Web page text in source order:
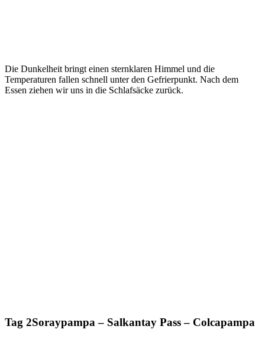
Die Dunkelheit bringt einen sternklaren Himmel und die
Temperaturen fallen schnell unter den Gefrierpunkt. Nach dem
Essen ziehen wir uns in die Schlafsäcke zurück.
Tag 2Soraypampa – Salkantay Pass – Colcapampa